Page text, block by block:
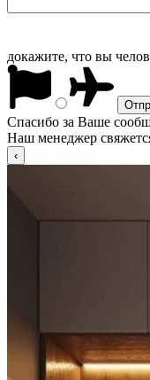
докажите, что вы
Спасибо за Ваше
Наш менеджер